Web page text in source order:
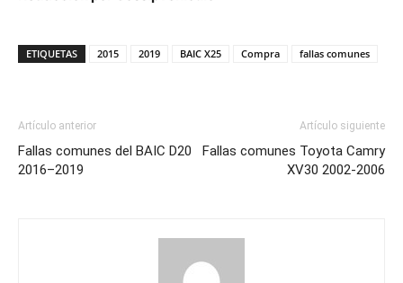
ETIQUETAS 2015 2019 BAIC X25 Compra fallas comunes
Artículo anterior
Fallas comunes del BAIC D20
2016–2019
Artículo siguiente
Fallas comunes Toyota Camry
XV30 2002-2006